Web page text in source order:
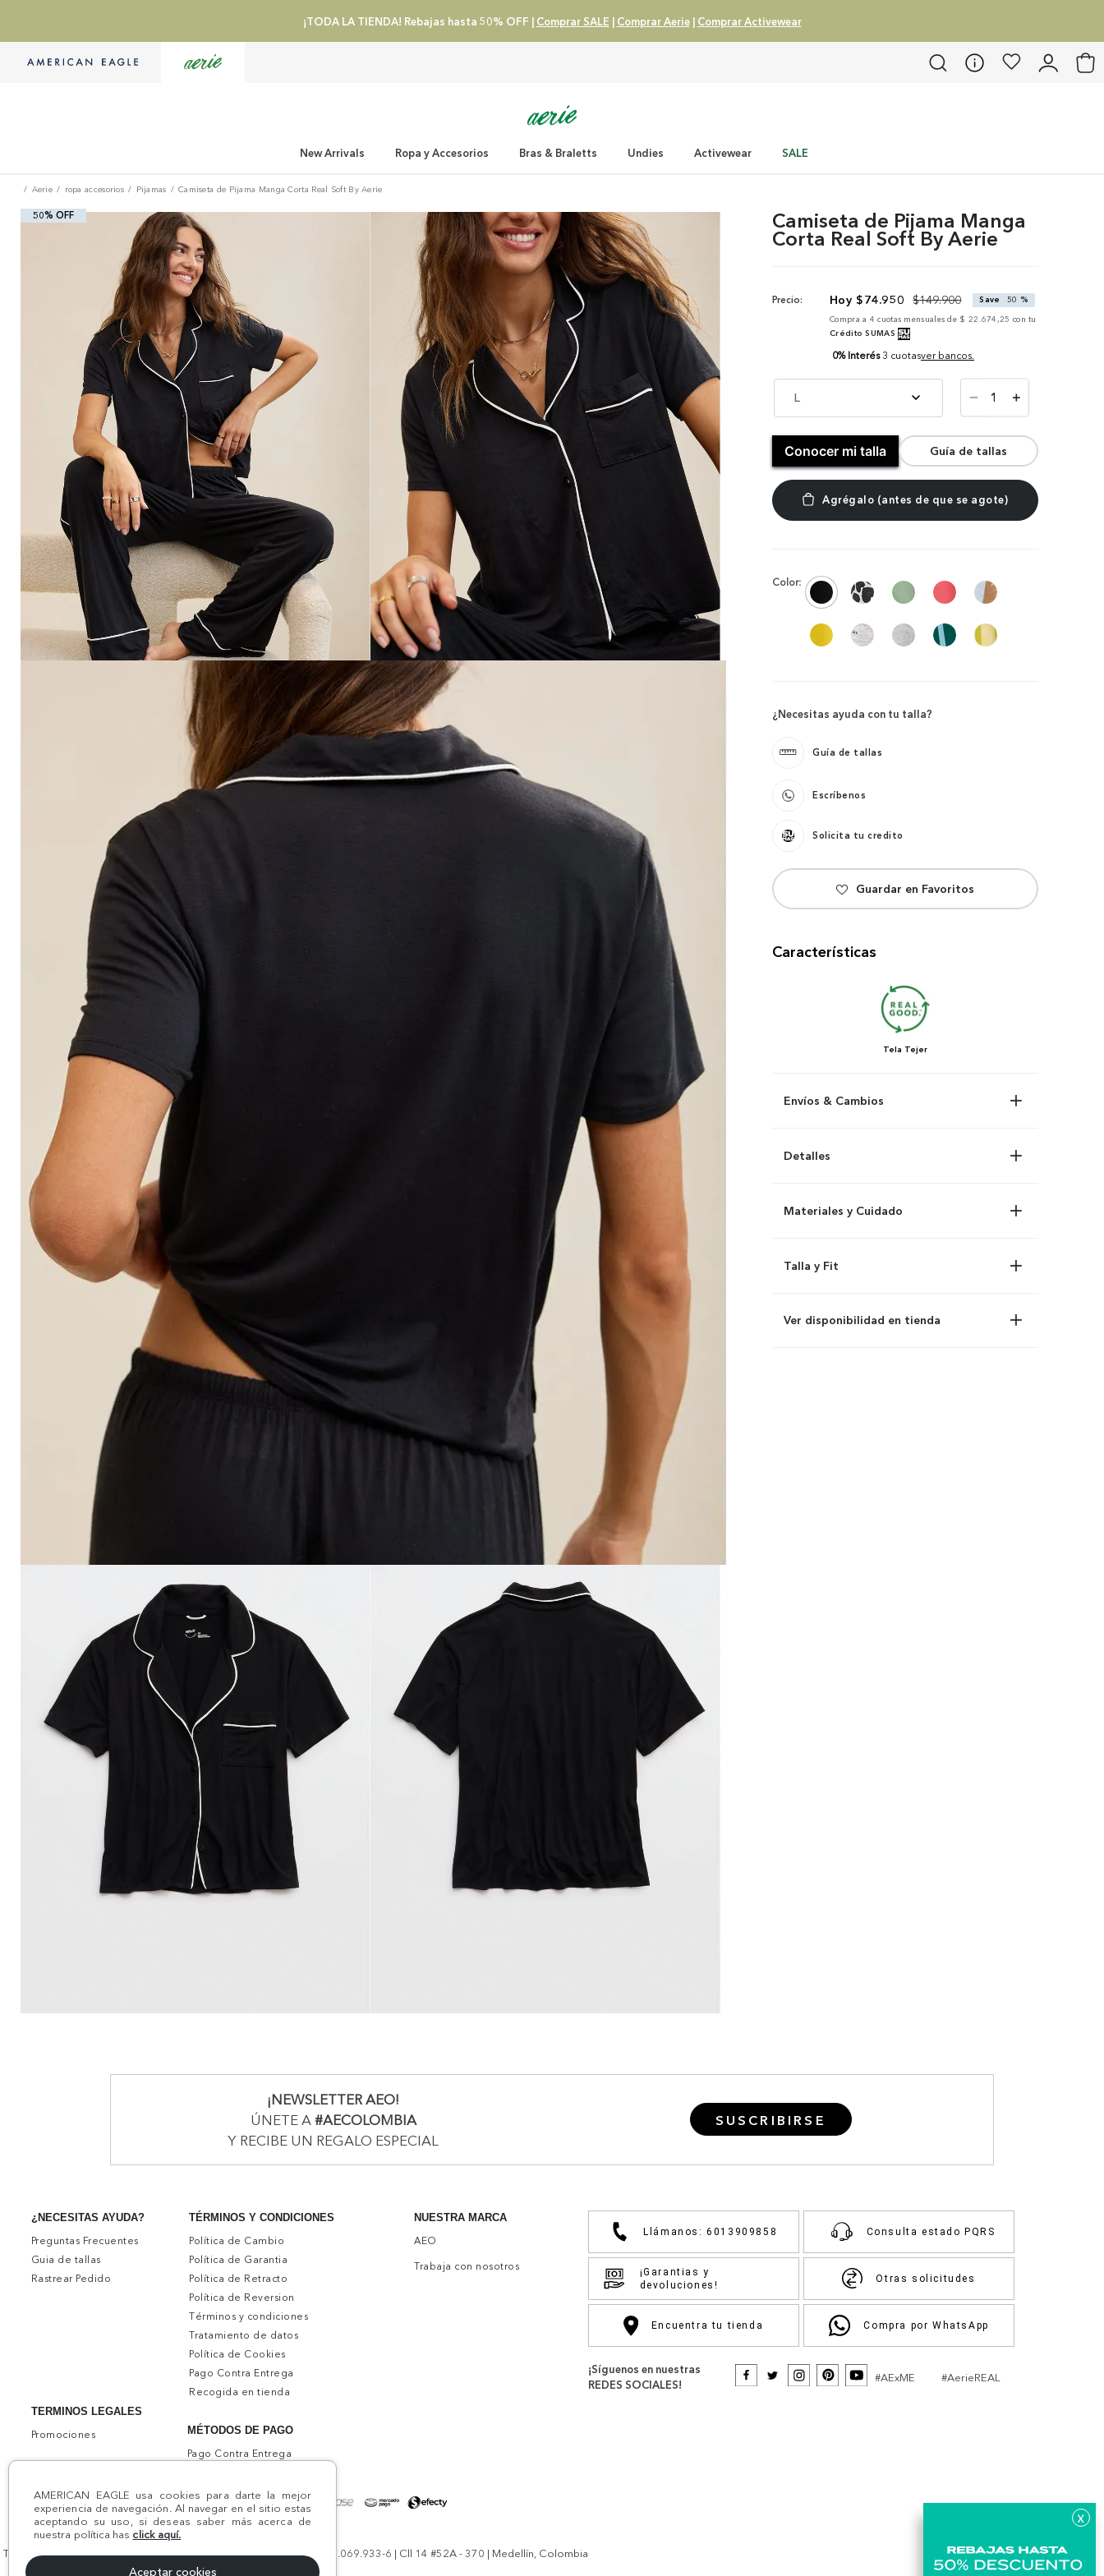
AMERICAN EAGLE usa cookies para darte la mejor
experiencia de navegación. Al navegar en el sitio estas
aceptando su uso, si deseas saber más acerca de
nuestra política has click aquí.
Aceptar cookies
¡TODA LA TIENDA! Rebajas hasta 50% OFF | Comprar SALE | Comprar Aerie| Comprar Activewear
New Arrivals Ropa y Accesorios Bras & Braletts Undies Activewear SALE
x
Aerie ropa accesorios Pijamas Camiseta de Pijama Manga Corta Real Soft By Aerie
50% OFF Camiseta de Pijama Manga
Corta Real Soft By Aerie
Precio: $74.950 $149.900 Save
50 %
Compra a 4 cuotas mensuales de $ 22.674,25 con tu
Crédito SUMAS
0% Interés 3 cuotasver bancos.
L ＋
－
Conocer mi talla Guía de tallas
Color:
¿Necesitas ayuda con tu talla?
Guía de tallas
Escríbenos
Solicita tu credito
Características
Tela Tejer
Envíos & Cambios
Detalles
Materiales y Cuidado
Talla y Fit
Ver disponibilidad en tienda
¡NEWSLETTER AEO!
ÚNETE A #AECOLOMBIA
Y RECIBE UN REGALO ESPECIAL
SUSCRIBIRSE
¿NECESITAS AYUDA?
Preguntas Frecuentes
Guia de tallas
Rastrear Pedido
TERMINOS LEGALES
Promociones
TÉRMINOS Y CONDICIONES
Política de Cambio
Política de Garantia
Política de Retracto
Política de Reversion
Términos y condiciones
Tratamiento de datos
Política de Cookies
Pago Contra Entrega
Recogida en tienda
NUESTRA MARCA
AEO
Trabaja con nosotros
MÉTODOS DE PAGO
Pago Contra Entrega
Llámanos: 6013909858 Consulta estado PQRS
¡Garantias y
devoluciones!
Otras solicitudes
Encuentra tu tienda Compra por WhatsApp
¡Síguenos en nuestras
REDES SOCIALES!
#AExME #AerieREAL
Todos los derechos reservados AE 2024 | Comodín S.A.S | NIT:800.069.933-6 | Cll 14 #52A - 370 | Medellín, Colombia